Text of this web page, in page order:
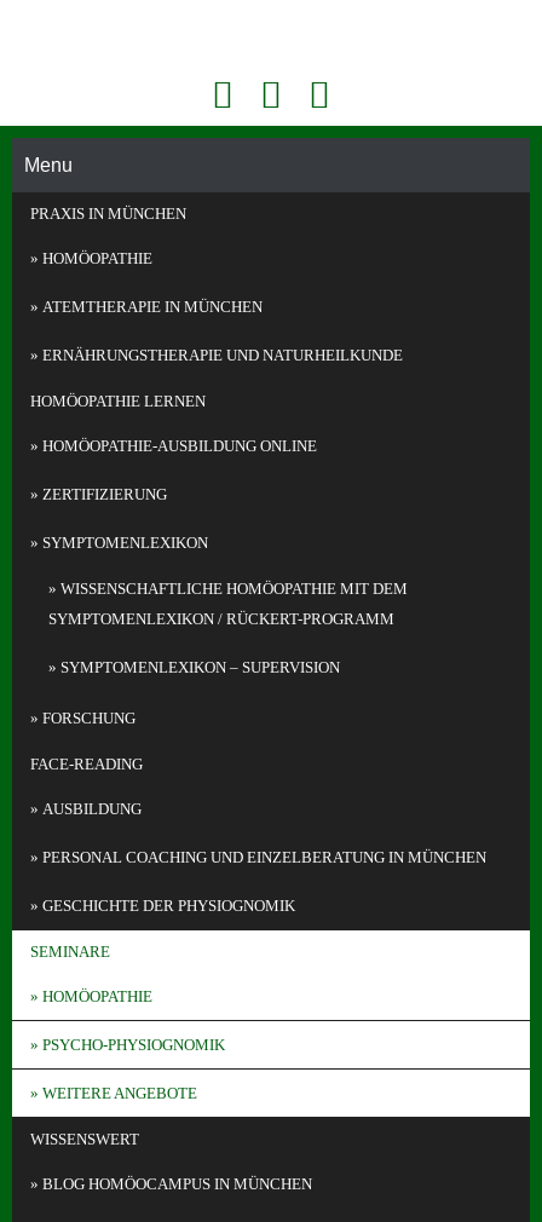
Akademie Für Homöopathie Und Face Reading In München
Face
book
Konta
kt
Face
ng
e in
hen
Telefo
Menu
PRAXIS IN MÜNCHEN
HOMÖOPATHIE
ATEMTHERAPIE IN MÜNCHEN
ERNÄHRUNGS­THERAPIE UND NATURHEILKUNDE
HOMÖOPATHIE LERNEN
HOMÖOPATHIE-AUSBILDUNG ONLINE
ZERTIFIZIERUNG
SYMPTOMENLEXIKON
WISSENSCHAFTLICHE HOMÖOPATHIE MIT DEM
SYMPTOMENLEXIKON / RÜCKERT-PROGRAMM
SYMPTOMENLEXIKON – SUPERVISION
FORSCHUNG
FACE-READING
AUSBILDUNG
PERSONAL COACHING UND EINZELBERATUNG IN MÜNCHEN
GESCHICHTE DER PHYSIOGNOMIK
SEMINARE
HOMÖOPATHIE
PSYCHO-PHYSIOGNOMIK
WEITERE ANGEBOTE
WISSENSWERT
BLOG HOMÖOCAMPUS IN MÜNCHEN